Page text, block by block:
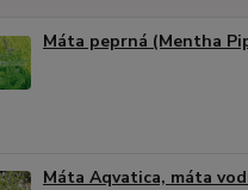
Máta peprná (Mentha
Máta Aqvatica, máta